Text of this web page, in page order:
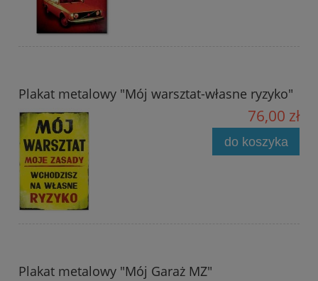
Plakat metalowy "Mój warsztat-własne ryzyko"
76,00 zł
do koszyka
Plakat metalowy "Mój Garaż MZ"